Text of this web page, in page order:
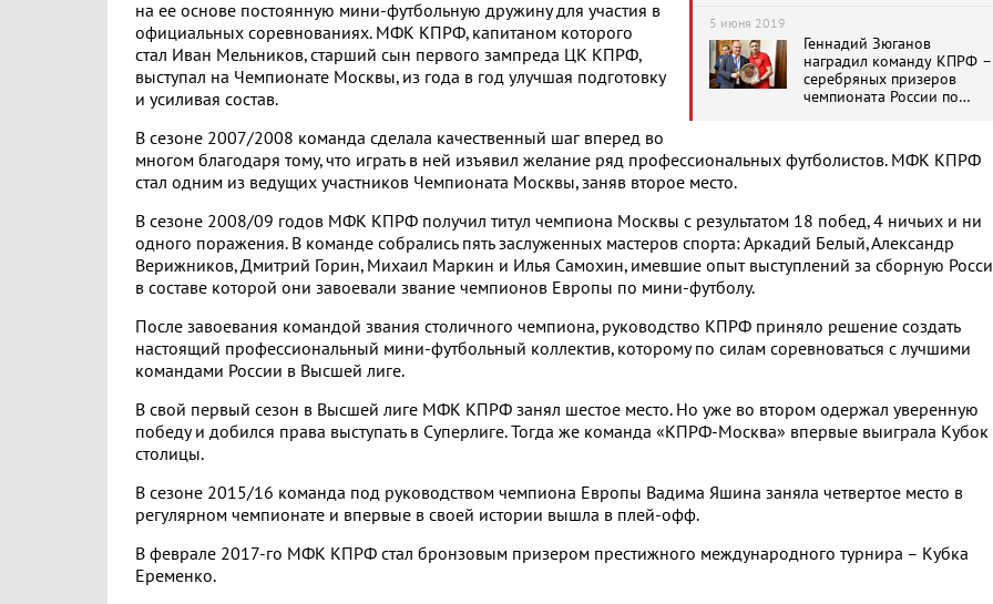
5 июня 2019
Геннадий Зюганов
наградил команду КПРФ –
серебряных призеров
чемпионата России по
на ее основе постоянную мини-футбольную дружину для участия в
официальных соревнованиях. МФК КПРФ, капитаном которого
стал Иван Мельников, старший сын первого зампреда ЦК КПРФ,
выступал на Чемпионате Москвы, из года в год улучшая подготовку
и усиливая состав.
В сезоне 2007/2008 команда сделала качественный шаг вперед во
многом благодаря тому, что играть в ней изъявил желание ряд профессиональных футболистов. МФК КПРФ
стал одним из ведущих участников Чемпионата Москвы, заняв второе место.
В сезоне 2008/09 годов МФК КПРФ получил титул чемпиона Москвы с результатом 18 побед, 4 ничьих и ни
одного поражения. В команде собрались пять заслуженных мастеров спорта: Аркадий Белый, Александр
Верижников, Дмитрий Горин, Михаил Маркин и Илья Самохин, имевшие опыт выступлений за сборную
в составе которой они завоевали звание чемпионов Европы по мини-футболу.
После завоевания командой звания столичного чемпиона, руководство КПРФ приняло решение создать
настоящий профессиональный мини-футбольный коллектив, которому по силам соревноваться с лучшими
командами России в Высшей лиге.
В свой первый сезон в Высшей лиге МФК КПРФ занял шестое место. Но уже во втором одержал уверенную
победу и добился права выступать в Суперлиге. Тогда же команда «КПРФ-Москва» впервые выиграла Кубок
столицы.
В сезоне 2015/16 команда под руководством чемпиона Европы Вадима Яшина заняла четвертое место в
регулярном чемпионате и впервые в своей истории вышла в плей-офф.
В феврале 2017-го МФК КПРФ стал бронзовым призером престижного международного турнира – Кубка
Еременко.